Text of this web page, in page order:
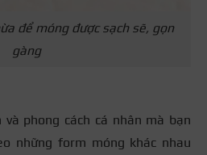
để móng được sạch sẽ, gọn
gàng
phong cách cá nhân mà bạn
những form móng khác nhau